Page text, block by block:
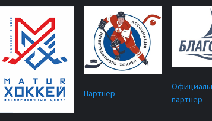
Партнер
партнер